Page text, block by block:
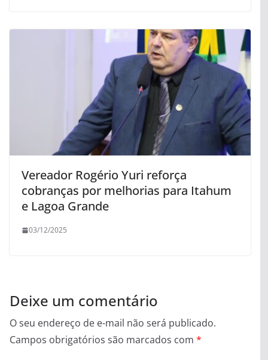
Vereador Rogério Yuri reforça
cobranças por melhorias para Itahum
e Lagoa Grande
03/12/2025
Deixe um comentário
O seu endereço de e-mail não será publicado.
Campos obrigatórios são marcados com *